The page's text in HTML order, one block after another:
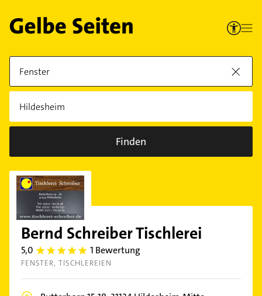
Finden
Bernd Schreiber Tischlerei
5,0 5.0 1 Bewertung
FENSTER TISCHLEREIEN